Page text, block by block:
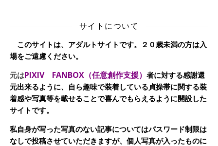
サイトについて
このサイトは、アダルトサイトです。２０歳未満の方は入
場をご遠慮ください。
元はPIXIV FANBOX（任意創作支援） 者に対する感謝還
元出来るように、自ら趣味で装着している貞操帯に関する装
着感や写真等を載せることで喜んでもらえるように開設した
サイトです。
私自身が写った写真のない記事についてはパスワード制限は
なしで投稿させていただきますが、個人写真が入ったものに